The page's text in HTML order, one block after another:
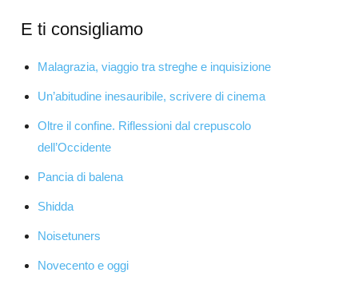
E ti consigliamo
Malagrazia, viaggio tra streghe e inquisizione
Un’abitudine inesauribile, scrivere di cinema
Oltre il confine. Riflessioni dal crepuscolo
dell’Occidente
Pancia di balena
Shidda
Noisetuners
Novecento e oggi